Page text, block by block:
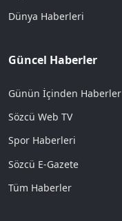
Dünya Haberleri
Güncel Haberler
Günün İçinden Haberler
Sözcü Web TV
Spor Haberleri
Sözcü E-Gazete
Tüm Haberler